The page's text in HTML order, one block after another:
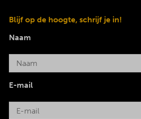
Blijf op de hoogte, schrijf je in!
Naam
E-mail